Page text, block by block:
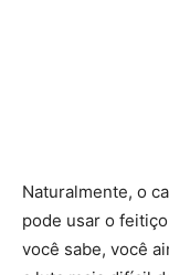
Naturalmente, o
pode usar o
você sabe, você